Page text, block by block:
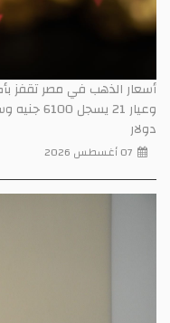
دولار
07 أغسطس 2026